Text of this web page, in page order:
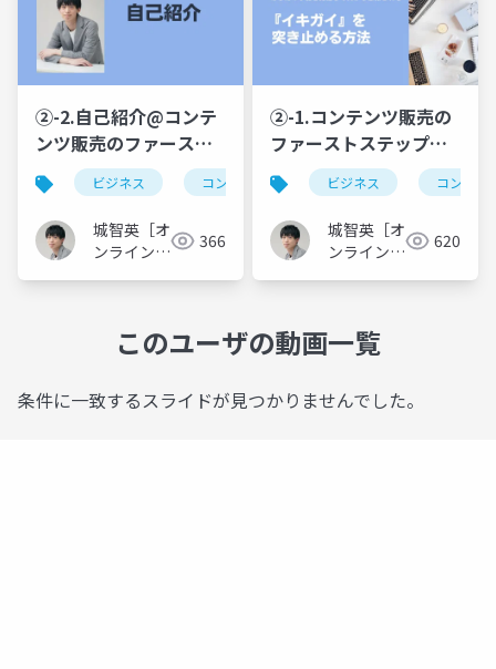
②-2.自己紹介@コンテ
ンツ販売のファースト
ステップ！あなたの才
能を発掘して人から感
謝される『イキガイ』
を突き止める方法
ビジネス コンテンツ販売 生きがい
城智英［オ
ンライン講
366
②-1.コンテンツ販売の
ファーストステップは
「参入ジャンル」を決
定すること@コンテン
ツ販売のファーストス
テップ！あなたの才能
を発掘して人から感謝
突き止める方法
ビジネス コンテン
城智英［オ
ンライン講
620
このユーザの動画一覧
条件に一致するスライドが見つかりませんでした。